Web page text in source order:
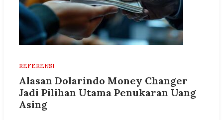
REFERENSI
Alasan Dolarindo Money Changer
Jadi Pilihan Utama Penukaran Uang
Asing